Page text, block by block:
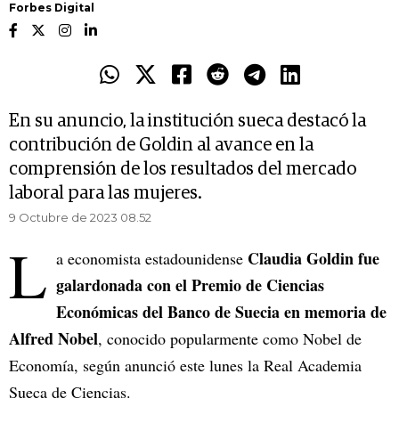
Forbes Digital
En su anuncio, la institución sueca destacó la
contribución de Goldin al avance en la
comprensión de los resultados del mercado
laboral para las mujeres.
9 Octubre de 2023 08.52
L a economista estadounidense Claudia Goldin fue
galardonada con el Premio de Ciencias
Económicas del Banco de Suecia en memoria de
Alfred Nobel, conocido popularmente como Nobel de
Economía, según anunció este lunes la Real Academia
Sueca de Ciencias.